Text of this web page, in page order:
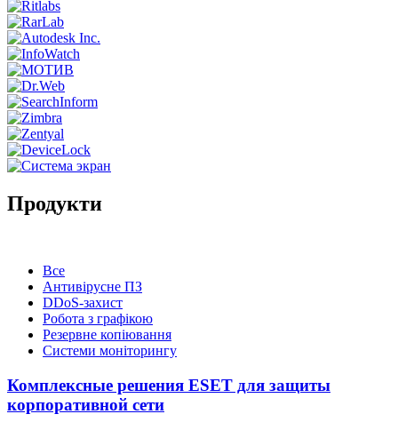
Продукти
Все
Антивірусне ПЗ
DDoS-захист
Робота з графікою
Резервне копіювання
Системи моніторингу
Комплексные решения ESET для защиты
корпоративной сети